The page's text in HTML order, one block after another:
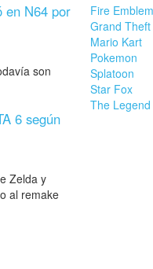
en N64 por
son
6 según
Zelda y
al remake
Fire Emblem
Grand Theft
Mario Kart
Pokemon
Splatoon
Star Fox
The